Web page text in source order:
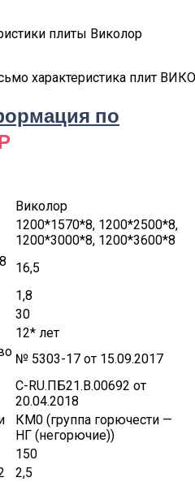
плиты Виколор
характеристика плит
по
Виколор
1200*1570*8, 1200*2500*8,
1200*3000*8, 1200*3600*8
16,5
1,8
30
12* лет
№ 5303-17 от 15.09.2017
C-RU.ПБ21.В.00692 от
20.04.2018
КМ0 (группа горючести —
НГ (негорючие))
150
2,5